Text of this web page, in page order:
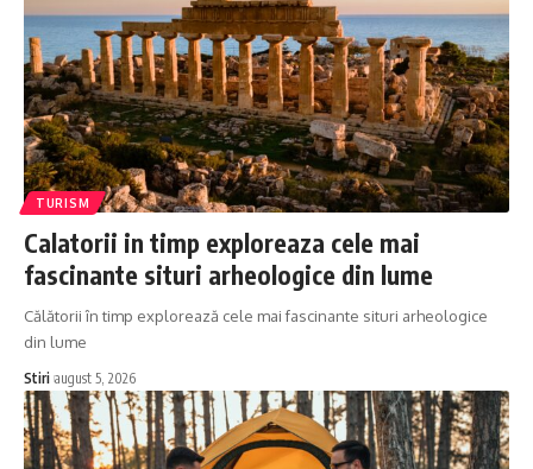
TURISM
Calatorii in timp exploreaza cele mai
fascinante situri arheologice din lume
Călătorii în timp explorează cele mai fascinante situri arheologice
din lume
Stiri august 5, 2026